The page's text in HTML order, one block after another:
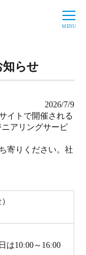
CLOSE
MENU
知らせ
2026/7/9
イトで開催される
ニアリングサービ
寄りください。社
は10:00～16:00
例
レート・ガバナンス
見るマエザワ